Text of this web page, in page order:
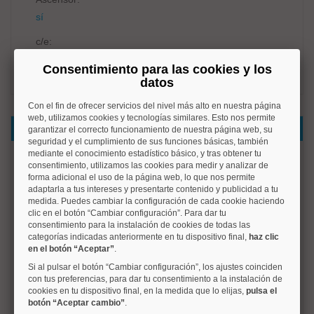
sí
c/e:
Datos del inmueble
Vivienda lista para entrar a vivir en el corazón de Chamberí
Magnífico piso de 2 dormitorios y 1 WC, situado en una de
las zonas más demandadas de Madrid, en pleno corazón
de Chamberí, entre las estaciones de metro de Alonso
Martínez y Bilbao.
La vivienda está lista para entrar a vivir y destaca por su
distribución funcional. Dispone de una moderna cocina
integrada en el salón, creando un espacio amplio,
luminoso y perfecto para el día a día. "Tiene además un
Consentimiento para las cookies y los
datos
Con el fin de ofrecer servicios del nivel más alto en nuestra página
web, utilizamos cookies y tecnologías similares. Esto nos permite
garantizar el correcto funcionamiento de nuestra página web, su
seguridad y el cumplimiento de sus funciones básicas, también
mediante el conocimiento estadístico básico, y tras obtener tu
consentimiento, utilizamos las cookies para medir y analizar de
forma adicional el uso de la página web, lo que nos permite
adaptarla a tus intereses y presentarte contenido y publicidad a tu
medida. Puedes cambiar la configuración de cada cookie haciendo
clic en el botón “Cambiar configuración”. Para dar tu
consentimiento para la instalación de cookies de todas las
categorías indicadas anteriormente en tu dispositivo final, haz clic
en el botón “Aceptar”.
Si al pulsar el botón “Cambiar configuración”, los ajustes coinciden
con tus preferencias, para dar tu consentimiento a la instalación de
cookies en tu dispositivo final, en la medida que lo elijas, pulsa el
botón “Aceptar cambio”.